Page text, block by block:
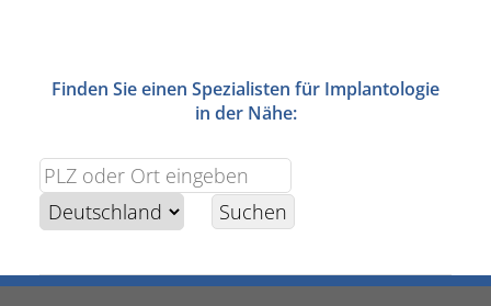
Finden Sie einen Spezialisten für Implantologie
in der Nähe: